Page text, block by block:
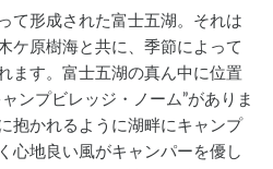
て形成された富士五湖。それは
ケ原樹海と共に、季節によって
ます。富士五湖の真ん中に位置
ンプビレッジ・ノーム”がありま
抱かれるように湖畔にキャンプ
心地良い風がキャンパーを優し